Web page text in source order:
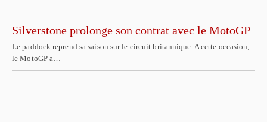
Silverstone prolonge son contrat avec le MotoGP
Le paddock reprend sa saison sur le circuit britannique. A cette occasion,
le MotoGP a…